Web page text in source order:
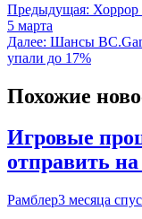
Предыдущая: Хоррор
5 марта
Далее: Шансы
упали до 17%
Похожие
Игровые
отправить
Рамблер3 месяца